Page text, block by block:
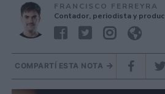
FRANCISCO FERREYRA
Contador, periodista y
COMPARTÍ ESTA NOTA